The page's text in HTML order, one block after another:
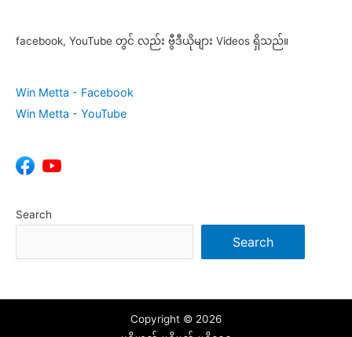
facebook, YouTube တွင် လည်း ဗွီဒီယိုများ Videos ရှိသည်။
Win Metta - Facebook
Win Metta - YouTube
Search
Search
Copyright © 2026